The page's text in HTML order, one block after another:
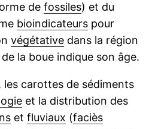
de fossiles) et du
bioindicateurspour
végétativedans la région
la boue indique son âge.
les carottes de sédiments
et la distribution des
et fluviaux (faciès